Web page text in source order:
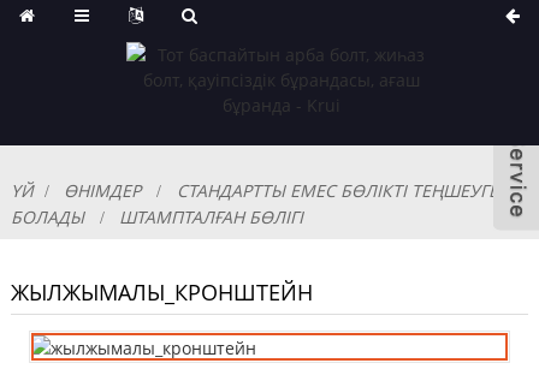
ҮЙ ӨНІМДЕР
СТАНДАРТТЫ ЕМЕС БӨЛІКТІ ТЕҢШЕУГЕ
БОЛАДЫ
ШТАМПТАЛҒАН БӨЛІГІ
ЖЫЛЖЫМАЛЫ_КРОНШТЕЙН